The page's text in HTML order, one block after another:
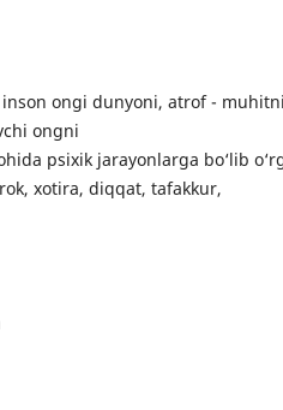
ongi dunyoni, atrof -
ongni
psixik jarayonlarga bo‘lib
xotira, diqqat, tafakkur,